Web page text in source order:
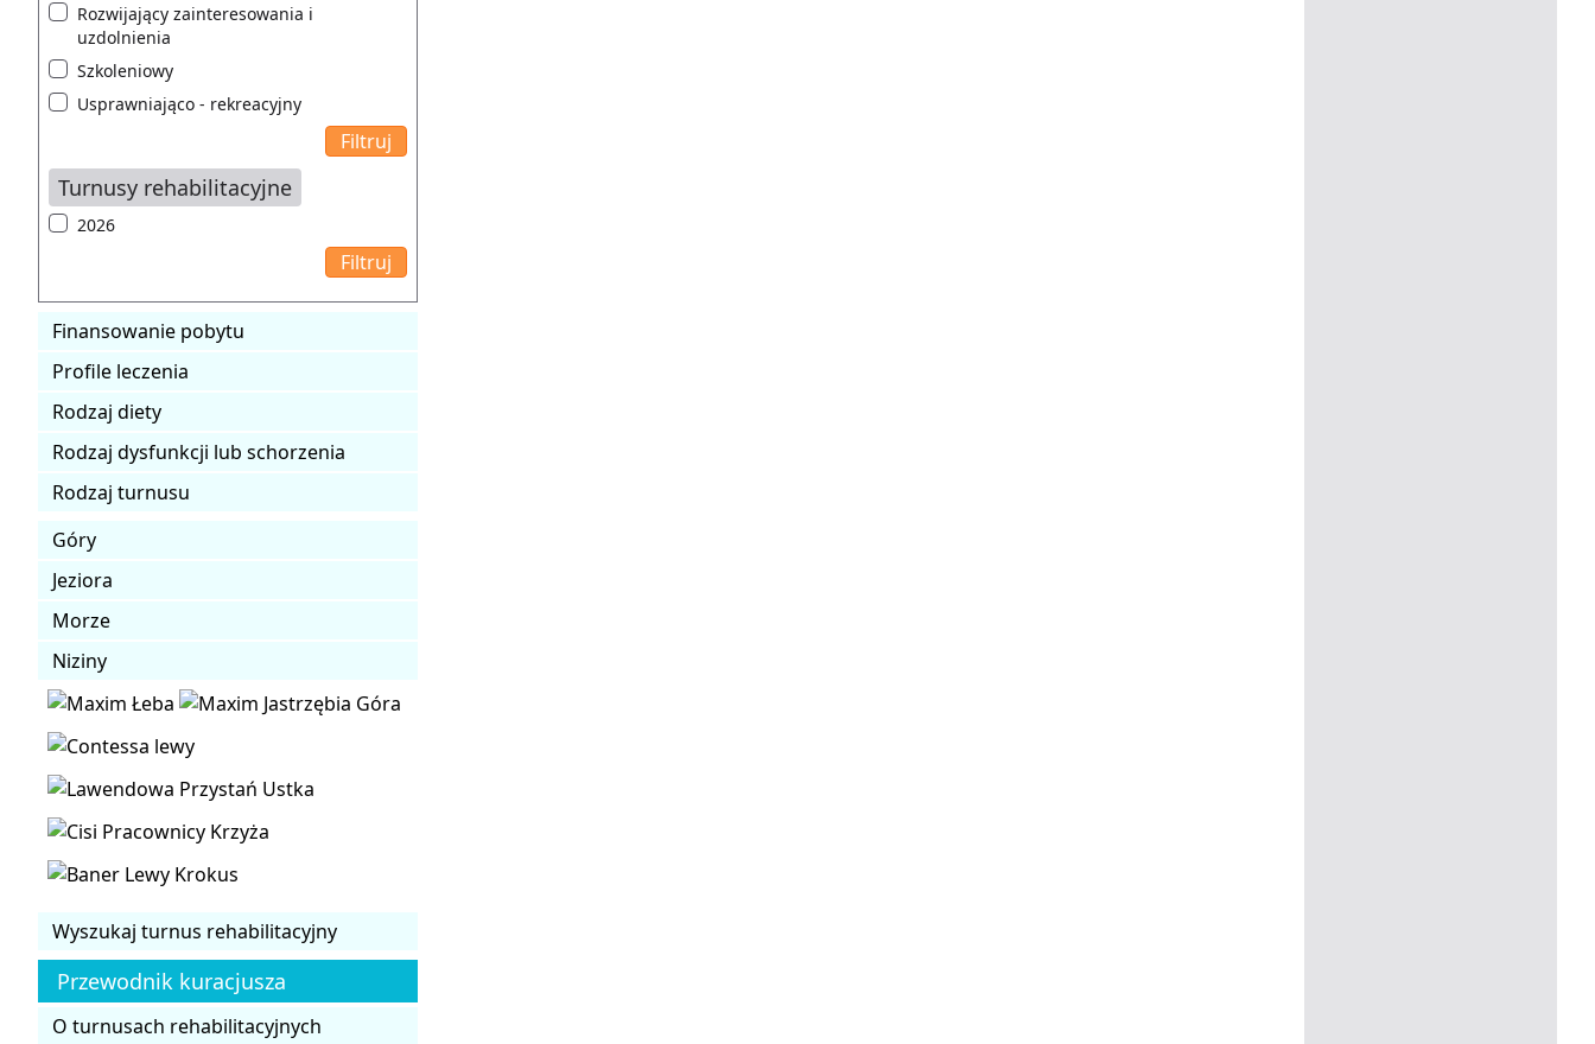
Rozwijający zainteresowania i
uzdolnienia
Szkoleniowy
Usprawniająco - rekreacyjny
Turnusy rehabilitacyjne
2026
Finansowanie pobytu
Profile leczenia
Rodzaj diety
Rodzaj dysfunkcji lub schorzenia
Rodzaj turnusu
Góry
Jeziora
Morze
Niziny
Wyszukaj turnus rehabilitacyjny
Przewodnik kuracjusza
O turnusach rehabilitacyjnych